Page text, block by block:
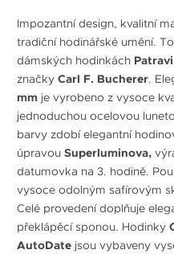
Impozantní design, kvalitní
tradiční hodinářské umění.
dámských hodinkách
značky Carl F. Bucherer.
mm je vyrobeno z vysoce
jednoduchou ocelovou
barvy zdobí elegantní
úpravou Superluminova,
datumovka na 3. hodině.
vysoce odolným safírovým
Celé provedení doplňuje
překlápěcí sponou. Hodinky
AutoDate jsou vybaveny